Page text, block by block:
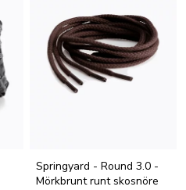
Springyard - Round 3.0 -
Mörkbrunt runt skosnöre